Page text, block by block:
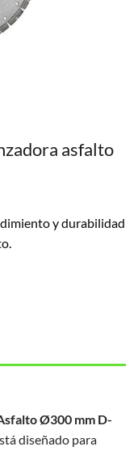
asfalto
y durabilidad
Ø300 mm D-
diseñado para